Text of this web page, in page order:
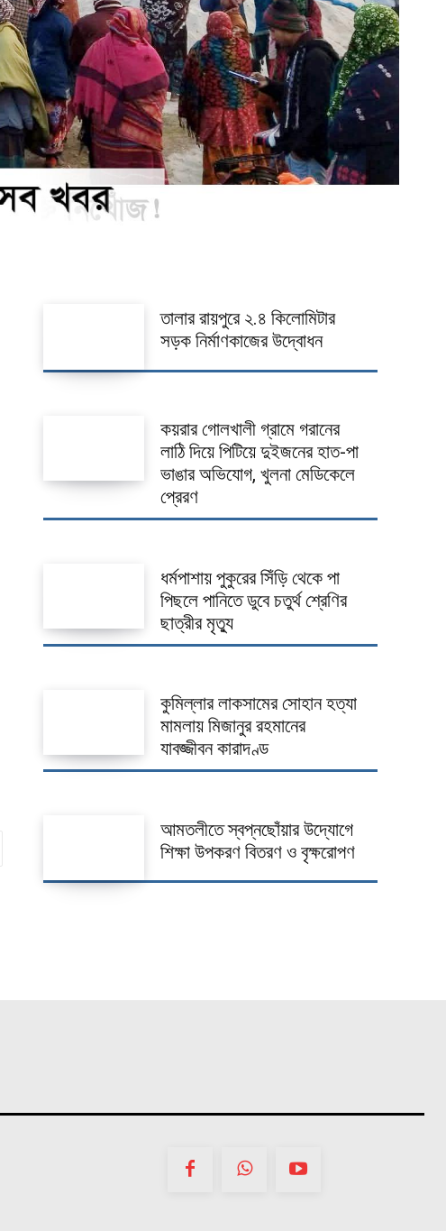
তালার রায়পুরে ২.৪ কিলোমিটার
সড়ক নির্মাণকাজের উদ্বোধন
কয়রার গোলখালী গ্রামে গরানের
লাঠি দিয়ে পিটিয়ে দুইজনের হাত-পা
ভাঙার অভিযোগ, খুলনা মেডিকেলে
প্রেরণ
ধর্মপাশায় পুকুরের সিঁড়ি থেকে পা
পিছলে পানিতে ডুবে চতুর্থ শ্রেণির
ছাত্রীর মৃত্যু
কুমিল্লার লাকসামের সোহান হত্যা
মামলায় মিজানুর রহমানের
যাবজ্জীবন কারাদণ্ড
আমতলীতে স্বপ্নছোঁয়ার উদ্যোগে
শিক্ষা উপকরণ বিতরণ ও বৃক্ষরোপণ